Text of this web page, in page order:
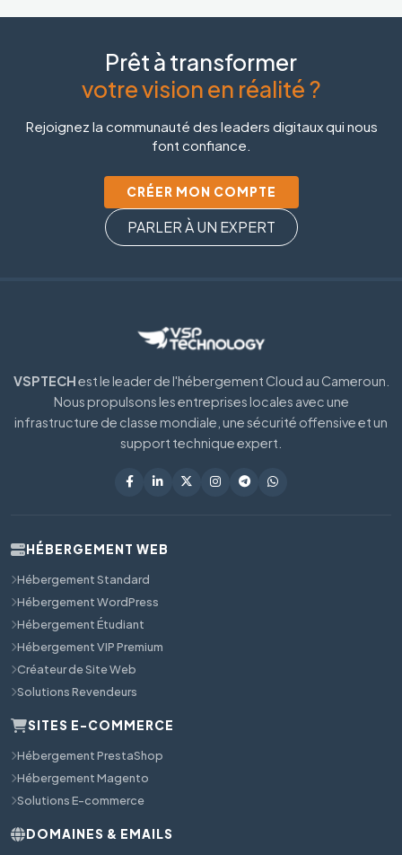
Prêt à transformer
votre vision en réalité ?
Rejoignez la communauté des leaders digitaux qui nous
font confiance.
CRÉER MON COMPTE
PARLER À UN EXPERT
VSPTECHest le leader de l'hébergement Cloud au Cameroun.
Nous propulsons les entreprises locales avec une
infrastructure de classe mondiale, une sécurité offensive et un
support technique expert.
HÉBERGEMENT WEB
Hébergement Standard
Hébergement WordPress
Hébergement Étudiant
Hébergement VIP Premium
Créateur de Site Web
Solutions Revendeurs
SITES E-COMMERCE
Hébergement PrestaShop
Hébergement Magento
Solutions E-commerce
DOMAINES & EMAILS